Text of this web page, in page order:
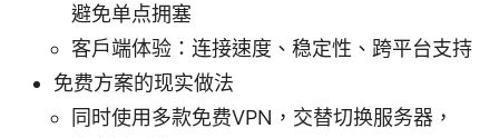
避免单点拥塞
客户端体验：连接速度、稳定性、跨平台支持
免费方案的现实做法
同时使用多款免费VPN，交替切换服务器，